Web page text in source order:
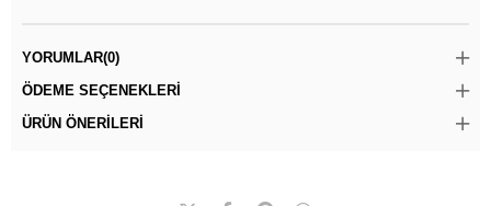
YORUMLAR(0)
ÖDEME SEÇENEKLERI
ÜRÜN ÖNERILERI